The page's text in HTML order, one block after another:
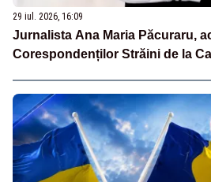
29 iul. 2026, 16:09
Jurnalista Ana Maria Păcuraru,
Corespondenților Străini de la